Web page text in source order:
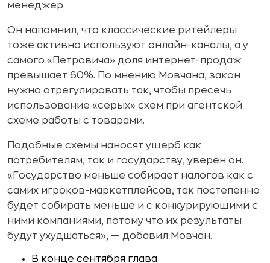
менеджер.
Он напомнил, что классические ритейлеры
тоже активно используют онлайн-каналы, а у
самого «Петровича» доля интернет-продаж
превышает 60%. По мнению Мовчана, закон
нужно отрегулировать так, чтобы пресечь
использование «серых» схем при агентской
схеме работы с товарами.
Подобные схемы наносят ущерб как
потребителям, так и государству, уверен он.
«Государство меньше собирает налогов как с
самих игроков-маркетплейсов, так постепенно
будет собирать меньше и с конкурирующими с
ними компаниями, потому что их результаты
будут ухудшаться», — добавил Мовчан.
В конце сентября глава